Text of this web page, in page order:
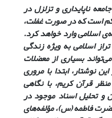
ناپایداری و تزلزل در
است که در صورت غفلت،
اسلامی وارد خواهد کرد.
اسلامی به ویژه زندگی
بسیاری از معضلات
نوشتار، ابتدا با مروری
قرآن کریم، با نگاهی
و تحلیل اسناد موجود در
فاطمه (س)، مؤلفه‌های